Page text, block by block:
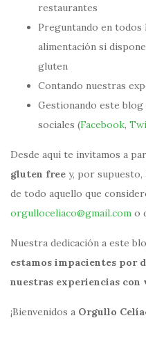
restaurantes
Preguntando en todos
alimentación si
gluten
Contando nuestras
Gestionando este
sociales (Facebook,
Desde aquí te invitamos a
gluten free y, por
de todo aquello que
orgulloceliaco@gmail.com o
Nuestra dedicación a este
estamos impacientes por
nuestras experiencias con
¡Bienvenidos a Orgullo